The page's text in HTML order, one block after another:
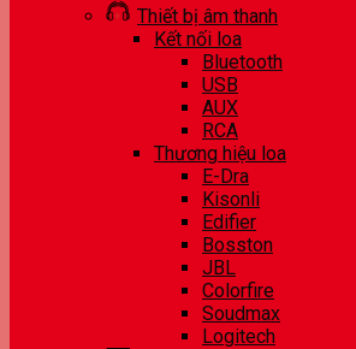
Thiết bị âm thanh
Kết nối loa
Bluetooth
USB
AUX
RCA
Thương hiệu loa
E-Dra
Kisonli
Edifier
Bosston
JBL
Colorfire
Soudmax
Logitech